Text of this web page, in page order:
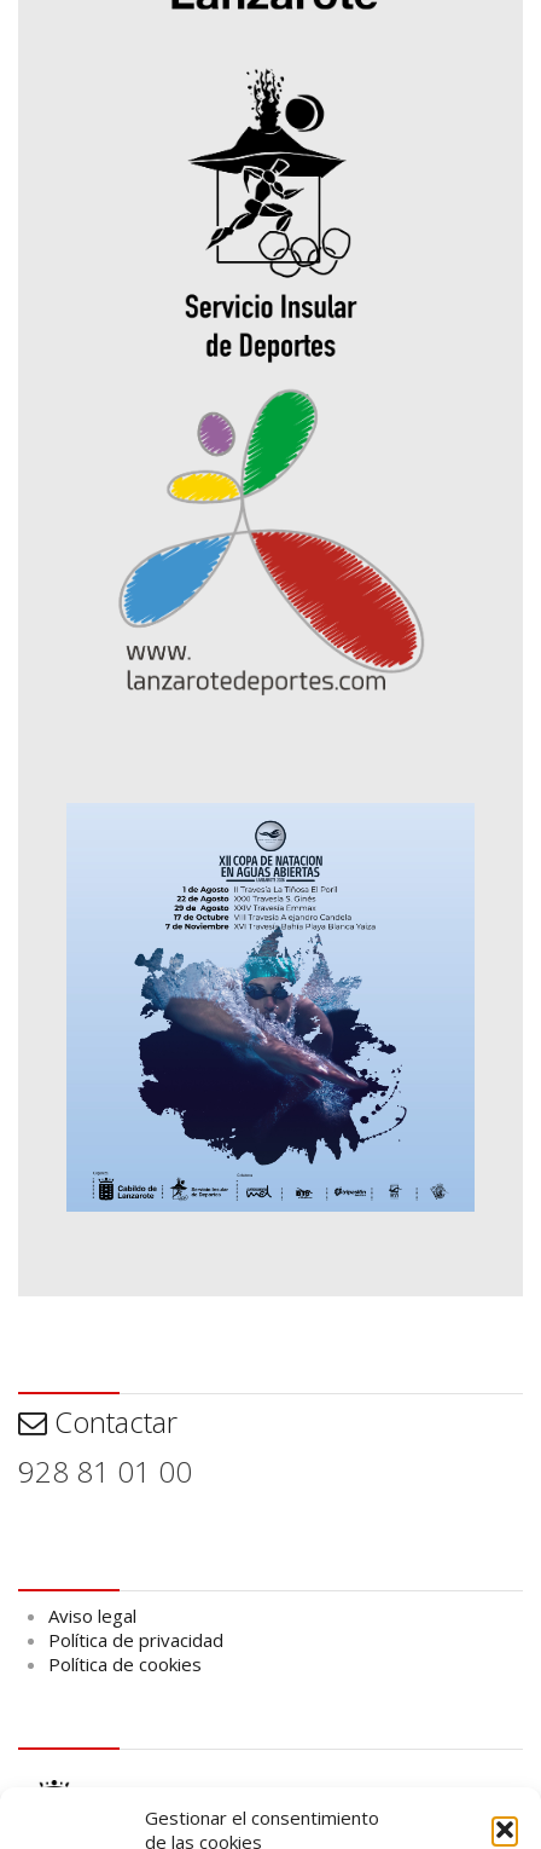
Gestionar el consentimiento
de las cookies
Contactar
928 81 01 00
Aviso legal
Política de privacidad
Política de cookies